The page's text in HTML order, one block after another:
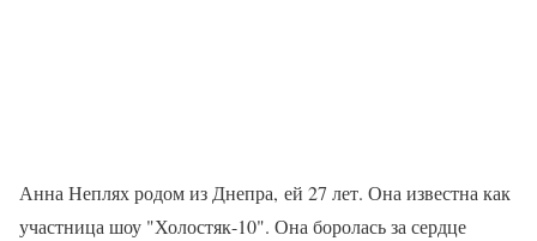
Анна Неплях родом из Днепра, ей 27 лет. Она известна как
участница шоу "Холостяк-10". Она боролась за сердце